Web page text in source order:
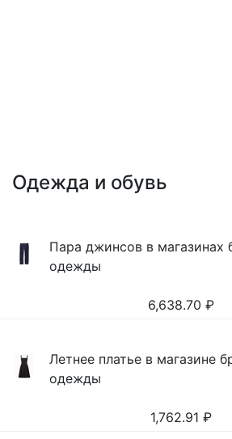
Одежда и обувь
Пара джинсов в магазинах
одежды
6,638.70 ₽
Летнее платье в магазине
одежды
1,762.91 ₽